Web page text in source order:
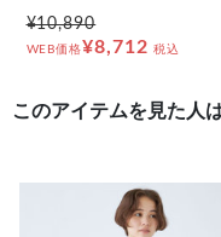
¥10,890
WEB価格¥8,712 税込
このアイテムを見た人